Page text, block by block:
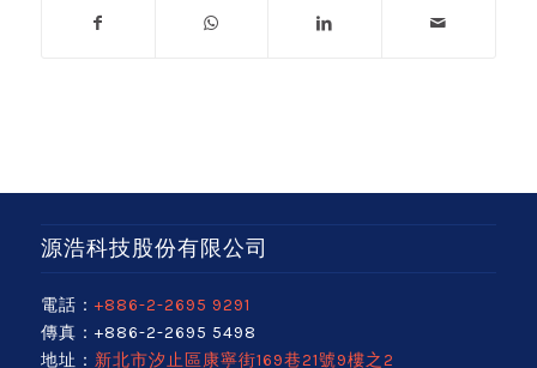
源浩科技股份有限公司
電話： +886-2-2695 9291
傳真：+886-2-2695 5498
地址： 新北市汐止區康寧街169巷21號9樓之2